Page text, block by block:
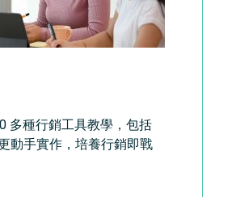
多種行銷工具教學，包括
動手實作，培養行銷即戰